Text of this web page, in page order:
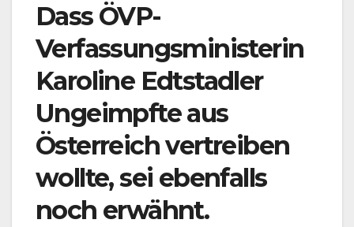
Dass ÖVP-
Verfassungsministerin
Karoline Edtstadler
Ungeimpfte aus
Österreich vertreiben
wollte, sei ebenfalls
noch erwähnt.